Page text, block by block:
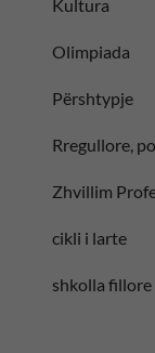
Kultura
Olimpiada
Përshtypje
Rregullore,
Zhvillim
cikli i larte
shkolla fillore